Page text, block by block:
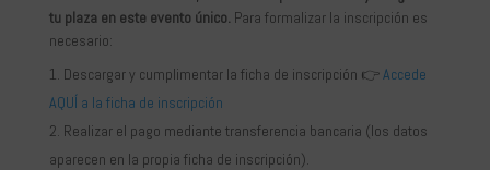
tu plaza en este evento único. Para formalizar la inscripción es
necesario:
Descargar y cumplimentar la ficha de inscripción 👉Accede
AQUÍ a la ficha de inscripción
Realizar el pago mediante transferencia bancaria (los datos
aparecen en la propia ficha de inscripción).